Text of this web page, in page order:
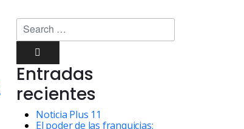
Entradas
recientes
Noticia Plus 11
El poder de las franquicias: